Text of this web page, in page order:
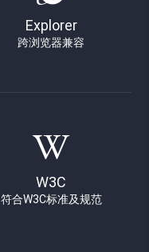
Explorer
跨浏览器兼容
W3C
符合W3C标准及规范